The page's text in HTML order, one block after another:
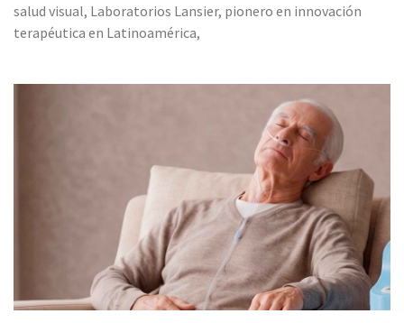
salud visual, Laboratorios Lansier, pionero en innovación
terapéutica en Latinoamérica,